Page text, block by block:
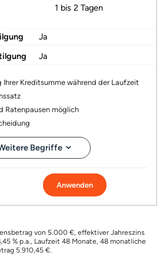
1 bis 2 Tagen
Ja
Ja
Ihrer Kreditsumme während der Laufzeit
Ratenpausen möglich
Begriffe
Anwenden
von 5.000 €, effektiver Jahreszins
% p.a., Laufzeit 48 Monate, 48 monatliche
5.910,45 €.